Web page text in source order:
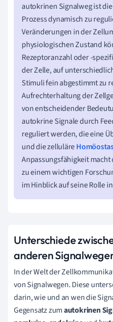
autokrinen Signalweg ist
Prozess dynamisch zu
Veränderungen in der
physiologischen Zustand
Rezeptoranzahl oder -
der Zelle, auf
Stimuli fein abgestimmt zu
Aufrechterhaltung der
von entscheidender
autokrine Signale durch
reguliert werden, die eine
und die zelluläre
Anpassungsfähigkeit
zu einem wichtigen
im Hinblick auf seine Rolle
Unterschiede
anderen
In der Welt der
von Signalwegen. Diese
darin, wie und an wen die
Gegensatz zumautokrinen